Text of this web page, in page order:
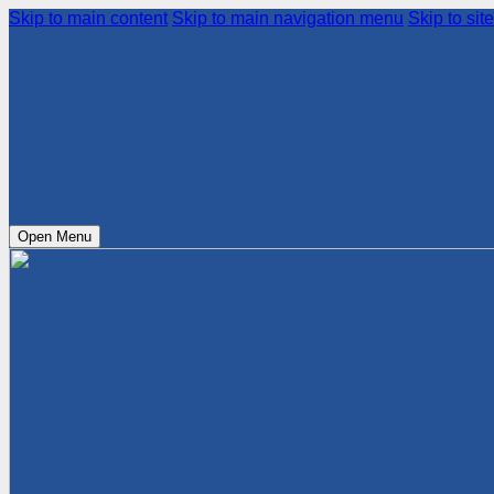
Skip to main content Skip to main navigation menu Skip to
Open Menu